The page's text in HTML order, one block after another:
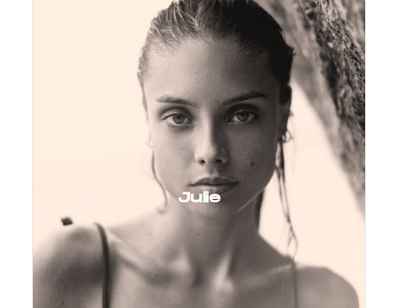
Julie